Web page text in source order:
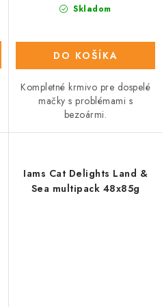
Skladom
DO KOŠÍKA
Kompletné krmivo pre dospelé
mačky s problémami s
bezoármi.
Iams Cat Delights Land &
Sea multipack 48x85g